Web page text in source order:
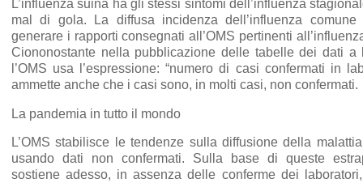
L’influenza suina ha gli stessi sintomi dell’influenza
mal di gola. La diffusa incidenza dell’influenza
generare i rapporti consegnati all’OMS pertinenti
Ciononostante nella pubblicazione delle tabelle dei dati a
l’OMS usa l’espressione: “numero di casi confermati in
ammette anche che i casi sono, in molti casi, non confermati.
La pandemia in tutto il mondo
L’OMS stabilisce le tendenze sulla diffusione della
usando dati non confermati. Sulla base di queste
sostiene adesso, in assenza delle conferme dei